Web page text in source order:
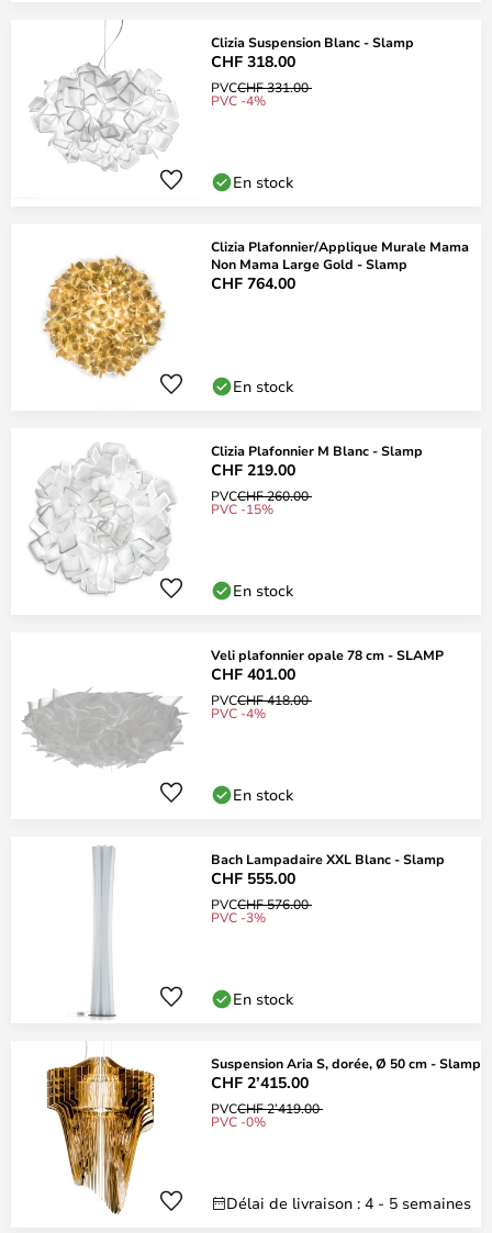
Clizia Suspension Blanc - Slamp
CHF 318.00
PVCCHF 331.00
PVC -4%
En stock
Clizia Plafonnier/Applique Murale Mama
Non Mama Large Gold - Slamp
CHF 764.00
En stock
Clizia Plafonnier M Blanc - Slamp
CHF 219.00
PVCCHF 260.00
PVC -15%
En stock
Veli plafonnier opale 78 cm - SLAMP
CHF 401.00
PVCCHF 418.00
PVC -4%
En stock
Bach Lampadaire XXL Blanc - Slamp
CHF 555.00
PVCCHF 576.00
PVC -3%
En stock
Suspension Aria S, dorée, Ø 50 cm - Slamp
CHF 2’415.00
PVCCHF 2’419.00
PVC -0%
Délai de livraison : 4 - 5 semaines